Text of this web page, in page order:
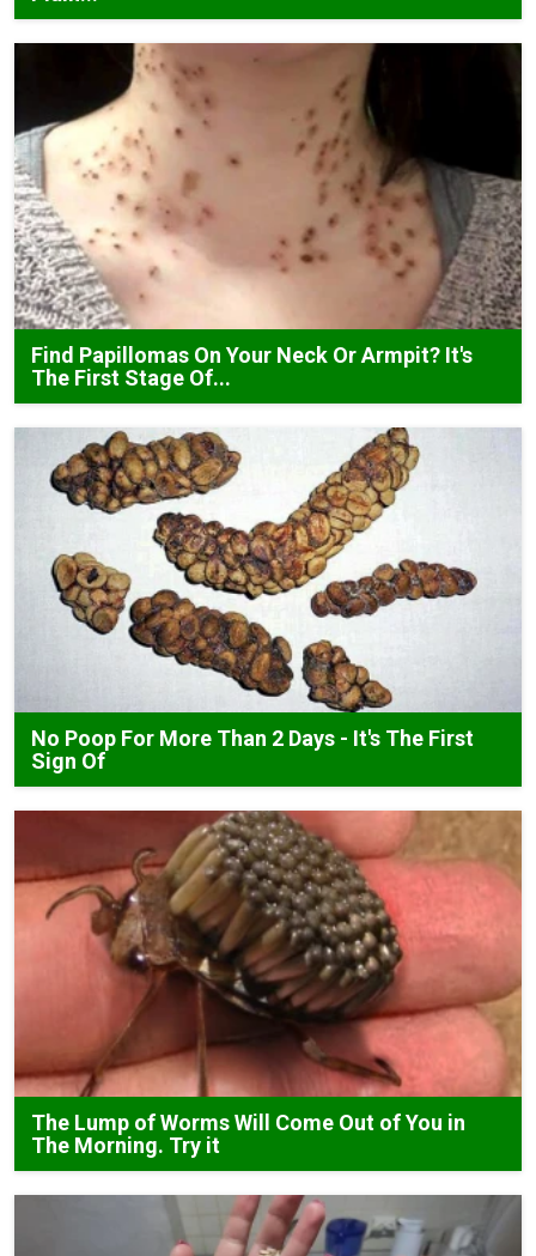
Find Papillomas On Your Neck Or Armpit? It's
The First Stage Of...
No Poop For More Than 2 Days - It's The First
Sign Of
The Lump of Worms Will Come Out of You in
The Morning. Try it